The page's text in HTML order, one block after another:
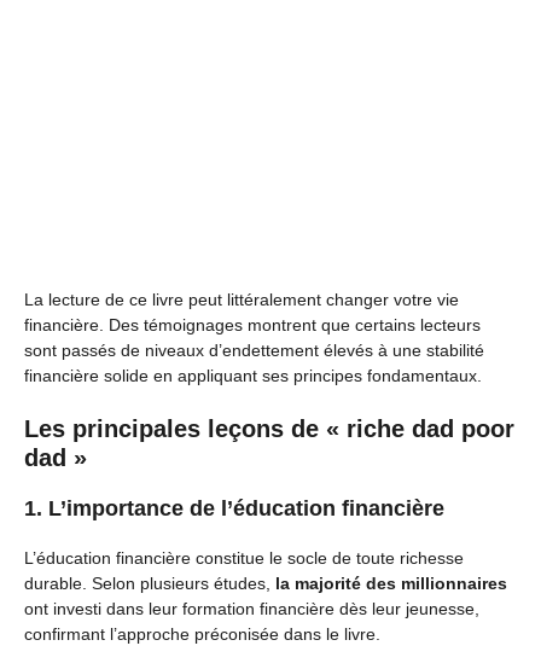
La lecture de ce livre peut littéralement changer votre vie
financière. Des témoignages montrent que certains lecteurs
sont passés de niveaux d’endettement élevés à une stabilité
financière solide en appliquant ses principes fondamentaux.
Les principales leçons de « riche dad poor
dad »
1. L’importance de l’éducation financière
L’éducation financière constitue le socle de toute richesse
durable. Selon plusieurs études, la majorité des millionnaires
ont investi dans leur formation financière dès leur jeunesse,
confirmant l’approche préconisée dans le livre.